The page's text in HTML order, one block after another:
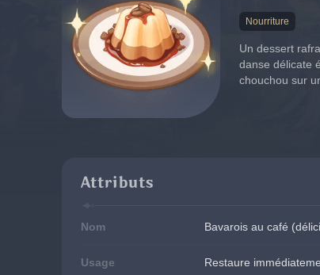
Nourriture
Un dessert
danse délicate
chouchou sur
Attributs
Nom Bavarois au café
Usage Restaure